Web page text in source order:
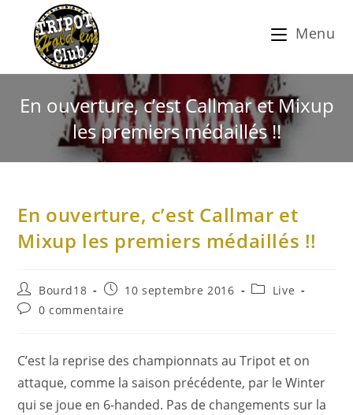
Menu
En ouverture, c’est Callmar et Mixup
les premiers médaillés !!
En ouverture, c’est Callmar et
Mixup les premiers médaillés !!
Bourd18 10 septembre 2016
Live
0 commentaire
C’est la reprise des championnats au Tripot et on
attaque, comme la saison précédente, par le Winter
qui se joue en 6-handed. Pas de changements sur la